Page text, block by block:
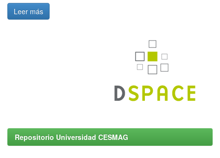
Leer más
Repositorio Universidad CESMAG